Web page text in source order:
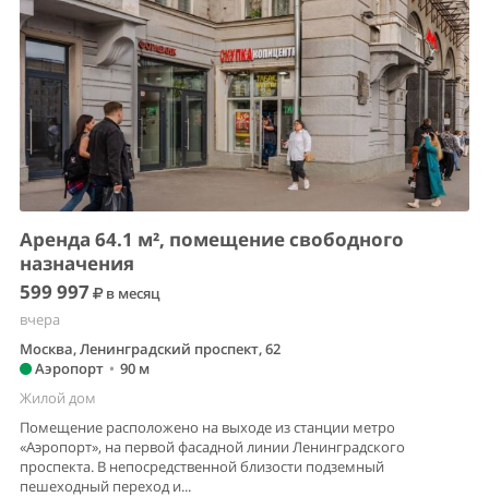
Аренда 64.1 м², помещение свободного
назначения
599 997
в месяц
вчера
Москва, Ленинградский проспект, 62
Аэропорт • 90 м
Жилой дом
Помещение расположено на выходе из станции метро
«Аэропорт», на первой фасадной линии Ленинградского
проспекта. В непосредственной близости подземный
пешеходный переход и...